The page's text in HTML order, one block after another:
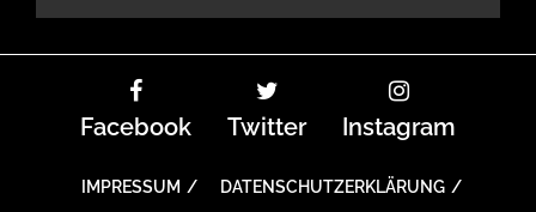
Facebook Twitter Instagram
IMPRESSUM DATENSCHUTZERKLÄRUNG